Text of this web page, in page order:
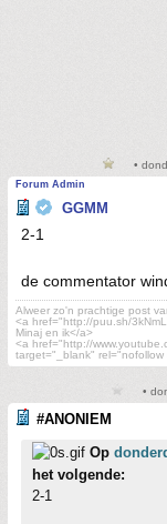
•
Forum Admin
GGMM
2-1
de commentator
Alweer zo'n prachtige post
<a href="http://puu.sh/
Minaj en ik</a>
<a href="http://
target="_blank"
•
#ANONIEM
Op
het volgende:
2-1